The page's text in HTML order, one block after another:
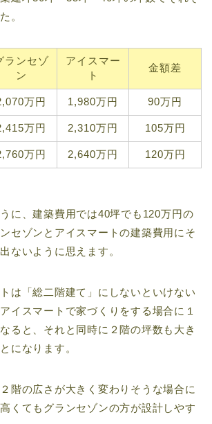
。
ランセゾ
ン
アイスマー
ト
金額差
万円 1,980万円 90万円
万円 2,310万円 105万円
万円 2,640万円 120万円
に、建築費用では40坪でも120万円の
セゾンとアイスマートの建築費用にそ
ないように思えます。
は「総二階建て」にしないといけない
イスマートで家づくりをする場合に１
ると、それと同時に２階の坪数も大き
になります。
階の広さが大きく変わりそうな場合に
くてもグランセゾンの方が設計しやす